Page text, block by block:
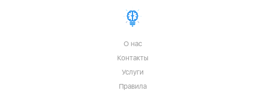
О нас
Контакты
Услуги
Правила